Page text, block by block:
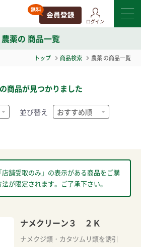
ログイン
農薬の 商品一覧
トップ 商品検索 農薬の商品一覧
の商品が見つかりました
並び替え
舗受取のみ」の表示がある商品をご購
が限定されます。ご了承下さい。
ナメクリーン３ ２Ｋ
ナメクジ類・カタツムリ類を誘引